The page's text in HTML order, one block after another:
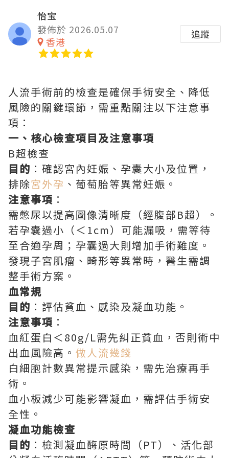
怡宝
發佈於 2026.05.07
香港
追蹤
人流手術前的檢查是確保手術安全、降低
風險的關鍵環節，需重點關注以下注意事
項：
一、核心檢查項目及注意事項
B超檢查
目的 ：確認宮內妊娠、孕囊大小及位置，
排除宮外孕 、葡萄胎等異常妊娠。
注意事項 ：
需憋尿以提高圖像清晰度（經腹部B超）。
若孕囊過小（＜1cm）可能漏吸，需等待
至合適孕周；孕囊過大則增加手術難度。
發現子宮肌瘤、畸形等異常時，醫生需調
整手術方案。
血常規
目的 ：評估貧血、感染及凝血功能。
注意事項 ：
血紅蛋白＜80g/L需先糾正貧血，否則術中
出血風險高。 做人流幾錢
白細胞計數異常提示感染，需先治療再手
術。
血小板減少可能影響凝血，需評估手術安
全性。
凝血功能檢查
目的 ：檢測凝血酶原時間（PT）、活化部